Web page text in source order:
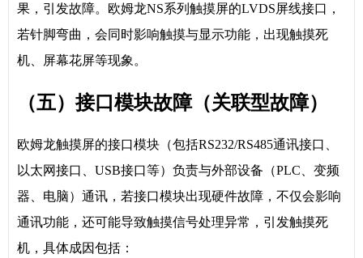
果，引发故障。欧姆龙NS系列触摸屏的LVDS屏线接口，
若针脚弯曲，会同时影响触摸与显示功能，出现触摸死
机、屏幕花屏等现象。
（五）接口模块故障（关联型故障）
欧姆龙触摸屏的接口模块（包括RS232/RS485通讯接口、
以太网接口、USB接口等）负责与外部设备（PLC、变频
器、电脑）通讯，若接口模块出现硬件故障，不仅会影响
通讯功能，还可能导致触摸信号处理异常，引发触摸死
机，具体成因包括：